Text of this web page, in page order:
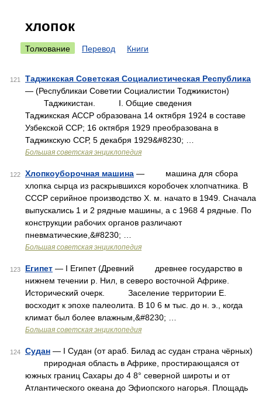
хлопок
Толкование Перевод Книги
121
Таджикская Советская Социалистическая Республика
— (Республикаи Советии Социалистии Тоджикистон)
Таджикистан. I. Общие сведения
Таджикская АССР образована 14 октября 1924 в составе
Узбекской ССР; 16 октября 1929 преобразована в
Таджикскую ССР, 5 декабря 1929&#8230; …
Большая советская энциклопедия
122 Хлопкоуборочная машина — машина для сбора
хлопка сырца из раскрывшихся коробочек хлопчатника. В
СССР серийное производство Х. м. начато в 1949. Сначала
выпускались 1 и 2 рядные машины, а с 1968 4 рядные. По
конструкции рабочих органов различают
пневматические,&#8230; …
Большая советская энциклопедия
123 Египет — I Египет (Древний древнее государство в
нижнем течении р. Нил, в северо восточной Африке.
Исторический очерк. Заселение территории Е.
восходит к эпохе палеолита. В 10 6 м тыс. до н. э., когда
климат был более влажным,&#8230; …
Большая советская энциклопедия
124 Судан — I Судан (от араб. Билад ас судан страна чёрных)
природная область в Африке, простирающаяся от
южных границ Сахары до 4 8° северной широты и от
Атлантического океана до Эфиопского нагорья. Площадь